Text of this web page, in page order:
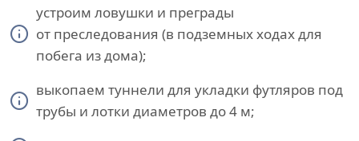
устроим ловушки и преграды
от преследования (в подземных ходах для
побега из дома);
выкопаем туннели для укладки футляров под
трубы и лотки диаметров до 4 м;